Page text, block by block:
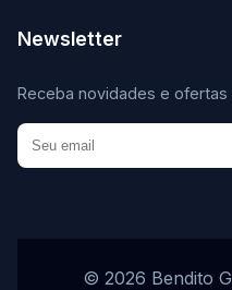
Newsletter
Receba novidades e ofertas
© 2026 Bendito